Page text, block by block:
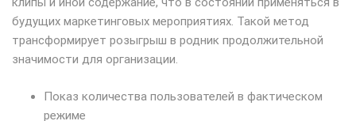
будущих маркетинговых мероприятиях. Такой метод
трансформирует розыгрыш в родник продолжительной
значимости для организации.
Показ количества пользователей в фактическом
режиме